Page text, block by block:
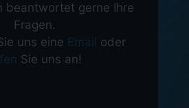
beantwortet gerne Ihre
Fragen.
uns eine Email oder
Sie uns an!